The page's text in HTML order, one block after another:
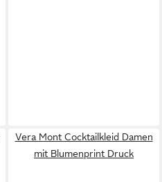
Vera Mont Cocktailkleid Damen
mit Blumenprint Druck